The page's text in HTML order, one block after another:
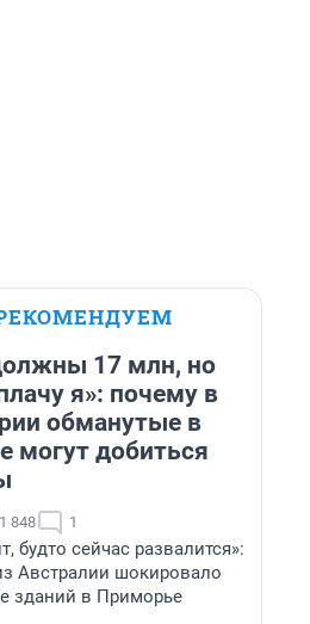
17 млн, но
я»: почему в
обманутые в
могут добиться
1 848 1
будто сейчас развалится»:
Австралии шокировало
зданий в Приморье